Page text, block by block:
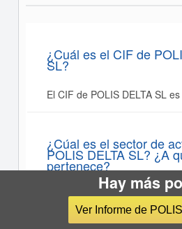
¿Cuál es el CIF de
SL?
El CIF de POLIS DELTA SL
¿Cúal es el sector de
POLIS DELTA SL? ¿A
pertenece?
¿Dónde está la sede de
Hay más
Ver Informe de